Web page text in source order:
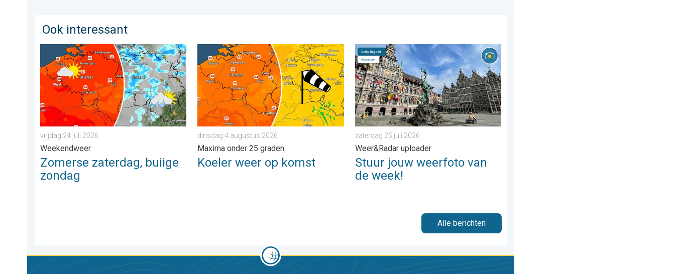
Ook interessant
Zomerse zaterdag, buiige zondag. Weekendweer. . . vrijdag 24 juli 2026
vrijdag 24 juli 2026
Weekendweer
Zomerse zaterdag, buiige
zondag
Koeler weer op komst. Maxima onder 25 graden. . . dinsdag 4 augustus 2026
dinsdag 4 augustus 2026
Maxima onder 25 graden
Koeler weer op komst
Stuur jouw weerfoto van de week!. Weer&Radar uploader. . . zaterdag 25 juli 2026
zaterdag 25 juli 2026
Weer&Radar uploader
Stuur jouw weerfoto van
de week!
Alle berichten